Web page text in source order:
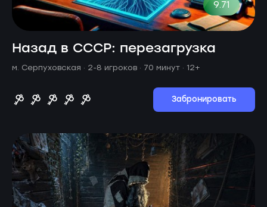
9.71
Назад в СССР: перезагрузка
м. Серпуховская · 2-8 игроков · 70 минут · 12+
Забронировать